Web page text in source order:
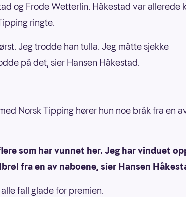
og Frode Wetterlin. Håkestad var allerede
ringte.
Jeg trodde han tulla. Jeg måtte sjekke
på det, sier Hansen Håkestad.
Norsk Tipping hører hun noe bråk fra en
som har vunnet her. Jeg har vinduet
fra en av naboene, sier Hansen
fall glade for premien.